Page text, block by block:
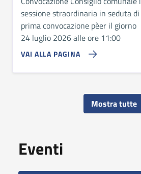
sessione straordinaria in seduta di
prima convocazione pèer il giorno
24 luglio 2026 alle ore 11:00
VAI ALLA PAGINA
Mostra tutte
Eventi